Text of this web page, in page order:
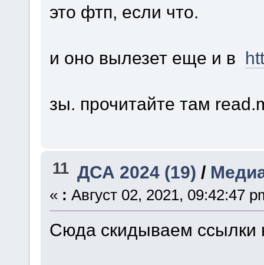
это фтп, если что.
и оно вылезет еще и в
зы. прочитайте там
11 ДСА 2024 (19) /
« : Август 02, 2021, 09:42:47
Сюда скидываем ссылки